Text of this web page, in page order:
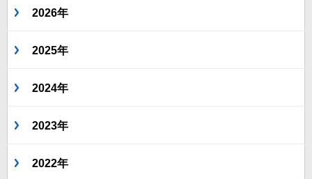
2026年
2025年
2024年
2023年
2022年